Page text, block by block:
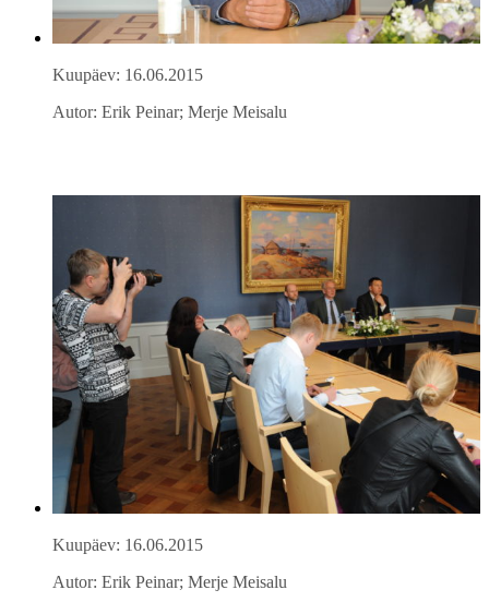
Kuupäev: 16.06.2015
Autor: Erik Peinar; Merje Meisalu
Kuupäev: 16.06.2015
Autor: Erik Peinar; Merje Meisalu